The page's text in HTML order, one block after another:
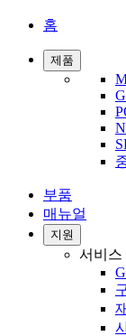
홈
제품
부품
매뉴얼
지원
서비스